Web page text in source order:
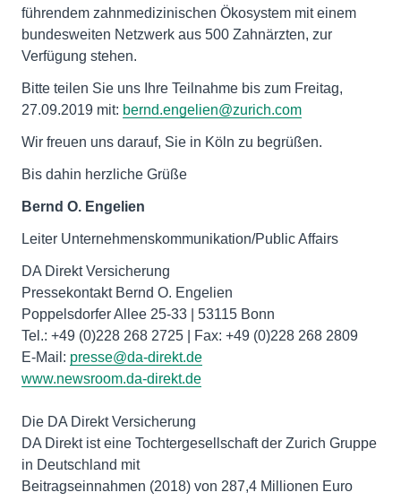
führendem zahnmedizinischen Ökosystem mit einem
bundesweiten Netzwerk aus 500 Zahnärzten, zur
Verfügung stehen.
Bitte teilen Sie uns Ihre Teilnahme bis zum Freitag,
27.09.2019 mit: bernd.engelien@zurich.com
Wir freuen uns darauf, Sie in Köln zu begrüßen.
Bis dahin herzliche Grüße
Bernd O. Engelien
Leiter Unternehmenskommunikation/Public Affairs
DA Direkt Versicherung
Pressekontakt Bernd O. Engelien
Poppelsdorfer Allee 25-33 | 53115 Bonn
Tel.: +49 (0)228 268 2725 | Fax: +49 (0)228 268 2809
E-Mail: presse@da-direkt.de
www.newsroom.da-direkt.de
Die DA Direkt Versicherung
DA Direkt ist eine Tochtergesellschaft der Zurich Gruppe
in Deutschland mit
Beitragseinnahmen (2018) von 287,4 Millionen Euro